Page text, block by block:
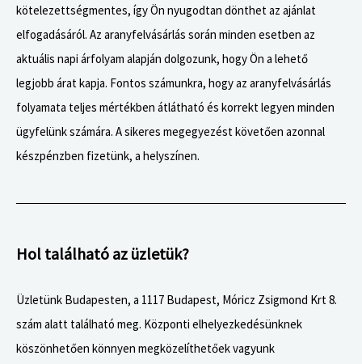
kötelezettségmentes, így Ön nyugodtan dönthet az ajánlat
elfogadásáról. Az aranyfelvásárlás során minden esetben az
aktuális napi árfolyam alapján dolgozunk, hogy Ön a lehető
legjobb árat kapja. Fontos számunkra, hogy az aranyfelvásárlás
folyamata teljes mértékben átlátható és korrekt legyen minden
ügyfelünk számára. A sikeres megegyezést követően azonnal
készpénzben fizetünk, a helyszínen.
Hol található az üzletük?
Üzletünk Budapesten, a 1117 Budapest, Móricz Zsigmond Krt 8.
szám alatt található meg. Központi elhelyezkedésünknek
köszönhetően könnyen megközelíthetőek vagyunk